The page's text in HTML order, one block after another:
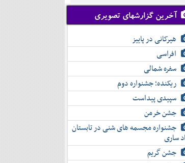
آخرین گزارشهای تصویری
هیرکانی در پاییز
افراسی
سفره شمالی
ریکنده؛ جشنواره دوم
سپیدی پیداست
جشن خرمن
جشنواره مجسمه های شنی در تابستان
ساری
جشن گریم